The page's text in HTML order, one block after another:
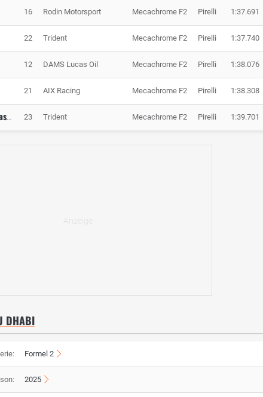
16 Rodin Motorsport Mecachrome F2 Pirelli 1:37.691
22 Trident Mecachrome F2 Pirelli 1:37.740
12 DAMS Lucas Oil Mecachrome F2 Pirelli 1:38.076
21 AIX Racing Mecachrome F2 Pirelli 1:38.308
Tasanapol Inthraphuvasak 23 Trident Mecachrome F2 Pirelli 1:39.701
DHABI
Formel 2
2025